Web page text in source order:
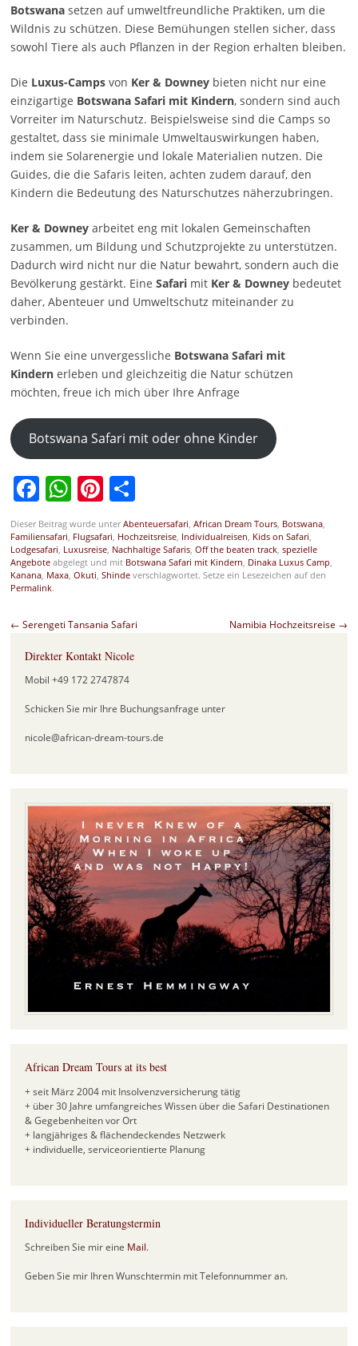
Botswana setzen auf umweltfreundliche Praktiken, um die
Wildnis zu schützen. Diese Bemühungen stellen sicher, dass
sowohl Tiere als auch Pflanzen in der Region erhalten bleiben.
Die Luxus-Campsvon Ker & Downeybieten nicht nur eine
einzigartige Botswana Safari mit Kindern, sondern sind auch
Vorreiter im Naturschutz. Beispielsweise sind die Camps so
gestaltet, dass sie minimale Umweltauswirkungen haben,
indem sie Solarenergie und lokale Materialien nutzen. Die
Guides, die die Safaris leiten, achten zudem darauf, den
Kindern die Bedeutung des Naturschutzes näherzubringen.
Ker & Downey arbeitet eng mit lokalen Gemeinschaften
zusammen, um Bildung und Schutzprojekte zu unterstützen.
Dadurch wird nicht nur die Natur bewahrt, sondern auch die
Bevölkerung gestärkt. Eine Safarimit Ker & Downeybedeutet
daher, Abenteuer und Umweltschutz miteinander zu
verbinden.
Wenn Sie eine unvergessliche Botswana Safari mit
Kindernerleben und gleichzeitig die Natur schützen
möchten, freue ich mich über Ihre Anfrage
Botswana Safari mit oder ohne Kinder
Facebook
WhatsApp
Pinterest
Teilen
Dieser Beitrag wurde unterAbenteuersafari African Dream Tours, Botswana,
Familiensafari Flugsafari Hochzeitsreise, Individualreisen Kids on Safari
Lodgesafari Luxusreise, Nachhaltige Safaris, Off the beaten track, spezielle
Angeboteabgelegt und mit Botswana Safari mit Kindern Dinaka Luxus Camp
Kanana, Maxa, Okuti Shindeverschlagwortet. Setze ein Lesezeichen auf den
Permalink.
Beitragsnavigation
← Serengeti Tansania Safari Namibia Hochzeitsreise →
Direkter Kontakt Nicole
Mobil +49 172 2747874
Schicken Sie mir Ihre Buchungsanfrage unter
nicole@african-dream-tours.de
African Dream Tours at its best
+ seit März 2004 mit Insolvenzversicherung tätig
+ über 30 Jahre umfangreiches Wissen über die Safari Destinationen
& Gegebenheiten vor Ort
+ langjähriges & flächendeckendes Netzwerk
+ individuelle, serviceorientierte Planung
Individueller Beratungstermin
Schreiben Sie mir eine Mail.
Geben Sie mir Ihren Wunschtermin mit Telefonnummer an.